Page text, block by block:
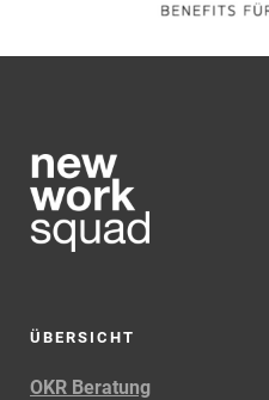
ÜBERSICHT
OKR Beratung